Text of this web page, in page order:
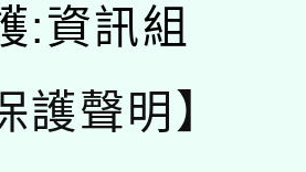
:資訊組
護聲明】